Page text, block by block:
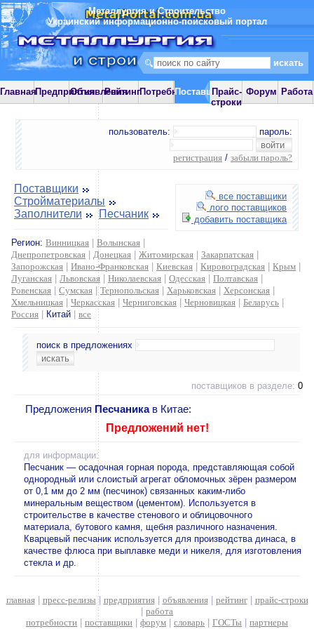
Металлургия и Строительство
Украинский информационно-поисковый портал
ГлавнаяПредприятияОбъявления
РейтингПотребностиПоставщики
Прайс-
строки
Форум Работа
пользователь: пароль:
регистрация / забыли пароль?
все поставщики
лого поставщиков
добавить поставщика
Поставщики
Стройматериалы
Заполнители
Песчаник
Регион: Винницкая Волынская
Днепропетровская
Донецкая Житомирская Закарпатская
Запорожская
Ивано-Франковская Киевская Кировоградская Крым
Луганская
Львовская Николаевская Одесская Полтавская
Ровенская
Сумская |Тернопольская Харьковская Херсонская
Хмельницкая
Черкасская Черниговская Черновицкая Беларусь
Россия
Китай все
поиск в предложениях
поставщиков в разделе: 0
Предложения Песчаникав Китае:
Предложений нет!
для информации:
Песчаник — осадочная горная порода, представляющая собой
однородный или слоистый агрегат обломочных зёрен размером
от 0,1 мм до 2 мм (песчинок) связанных каким-либо
минеральным веществом (цементом). Используется в
строительстве в качестве стенового и облицовочного
материала, бутового камня, щебня различного назначения.
Кварцевый песчаник используется для производства динаса, в
качестве флюса при выплавке меди и никеля, для изготовления
стекла и др.
главная| пресс-релизы | предприятия| объявления| рейтинг| прайс-строки
работа
потребности
поставщики форум словарь ГОСТы
партнеры